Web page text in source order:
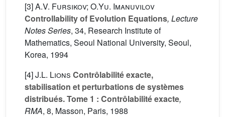
[3]A.V. Fursikov; O.Yu. Imanuvilov
Controllability of Evolution Equations, Lecture
Notes Series, 34, Research Institute of
Mathematics, Seoul National University, Seoul,
Korea, 1994
[4]J.L. Lions Contrôlabilité exacte,
stabilisation et perturbations de systèmes
distribués. Tome 1 : Contrôlabilité exacte,
RMA, 8, Masson, Paris, 1988